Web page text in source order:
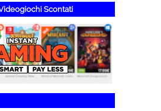
Scontati